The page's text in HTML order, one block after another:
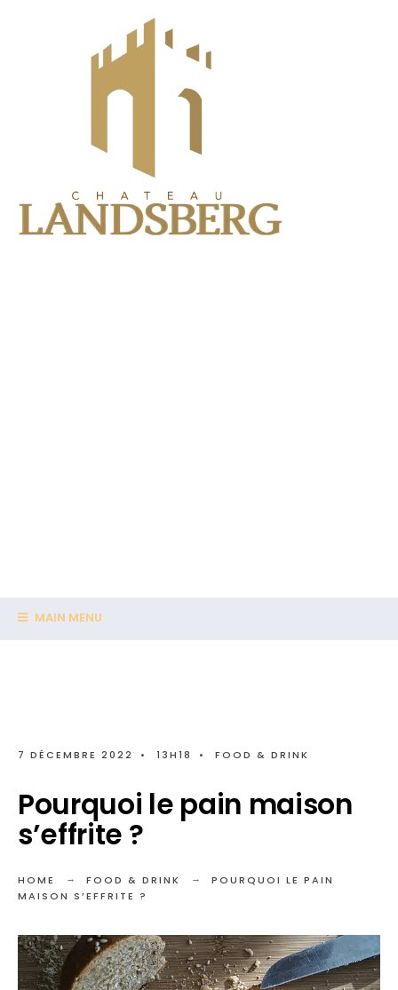
MAIN MENU
7 DÉCEMBRE 2022 • 13H18 • FOOD & DRINK
Pourquoi le pain maison
s’effrite ?
HOME FOOD & DRINK
POURQUOI LE PAIN
MAISON S’EFFRITE ?